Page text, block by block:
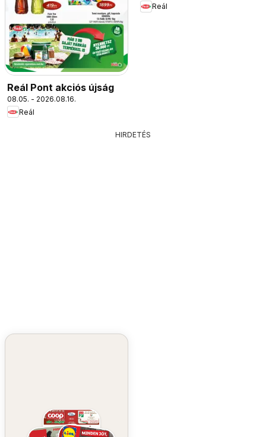
Reál Pont akciós újság
08.05. - 2026.08.16.
Reál
Reál
HIRDETÉS